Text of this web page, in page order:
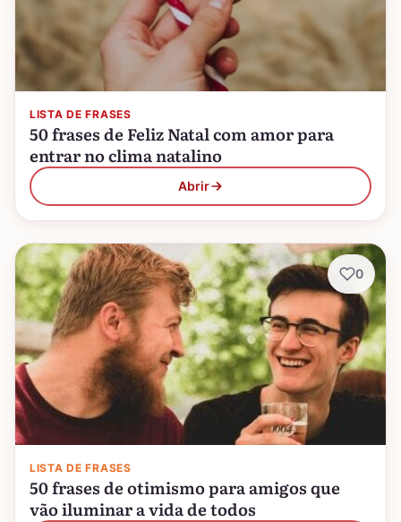
LISTA DE FRASES
50 frases de Feliz Natal com amor para
entrar no clima natalino
Abrir
LISTA DE FRASES
50 frases de otimismo para amigos que
vão iluminar a vida de todos
0